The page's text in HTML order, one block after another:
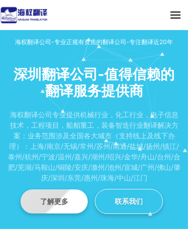
海权翻译公司-专业正规有资质的翻译公司-专注翻译近20年
深圳翻译公司-值得信赖的
翻译服务提供商
海权翻译公司专业提供机械行业，化工行业，电子信息
技术，工程项目，船舶重工，装备智造行业翻译解决方
案；业务范围涉及全国各大城市（支持线上及线下办
理）：上海/南京/无锡/常州/苏州/南通/盐城/扬州/镇江/
泰州/杭州/宁波/温州/嘉兴/湖州/绍兴/金华/舟山/台州/合
肥/芜湖/马鞍山/铜陵/安庆/滁州/池州/宣城/广州/佛山/肇
庆/深圳/东莞/惠州/珠海/中山/江门
了解更多 联系我们